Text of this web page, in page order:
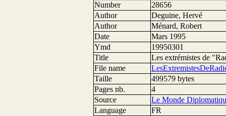
Number
28656
Author
Deguine, Hervé
Author
Ménard, Robert
Date
Mars 1995
Ymd
19950301
Title
Les extrémistes de
File name
Taille
499579 bytes
Pages nb.
4
Source
Le Monde
Language
FR